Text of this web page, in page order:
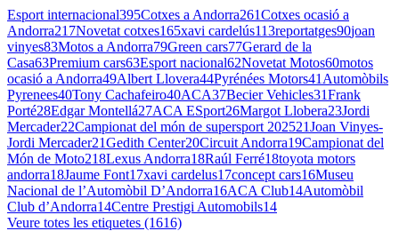
Esport internacional395Cotxes a Andorra261Cotxes ocasió a
Andorra217Novetat cotxes165xavi cardelús113reportatges90joan
vinyes83Motos a Andorra79Green cars77Gerard de la
Casa63Premium cars63Esport nacional62Novetat Motos60motos
ocasió a Andorra49Albert Llovera44Pyrénées Motors41 Automòbils
Pyrenees40Tony Cachafeiro40ACA37Becier Vehicles31Frank
Porté28Edgar Montellá27ACA ESport26Margot Llobera23Jordi
Mercader22Campionat del món de supersport 202521Joan Vinyes-
Jordi Mercader21Gedith Center20Circuit Andorra19Campionat del
Món de Moto218Lexus Andorra18Raúl Ferré18toyota motors
andorra18Jaume Font17xavi cardelus17concept cars16Museu
Nacional de l’Automòbil D’Andorra16ACA Club14Automòbil
Club d’Andorra14Centre Prestigi Automobils14
Veure totes les etiquetes (1616)